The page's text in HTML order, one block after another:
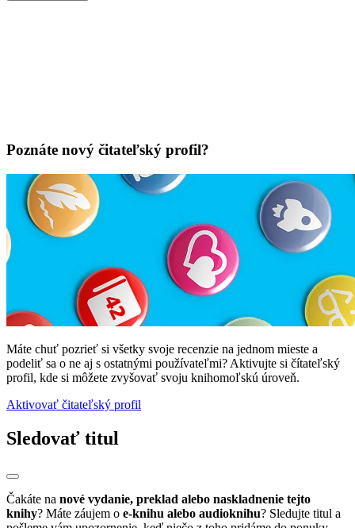
Poznáte nový čitateľský profil?
Máte chuť pozrieť si všetky svoje recenzie na jednom mieste a
podeliť sa o ne aj s ostatnými používateľmi? Aktivujte si čítateľský
profil, kde si môžete zvyšovať svoju knihomoľskú úroveň.
Aktivovať čitateľský profil
Sledovať titul
Čakáte na nové vydanie, preklad alebo naskladnenie tejto
knihy? Máte záujem o e-knihu alebo audioknihu? Sledujte titul a